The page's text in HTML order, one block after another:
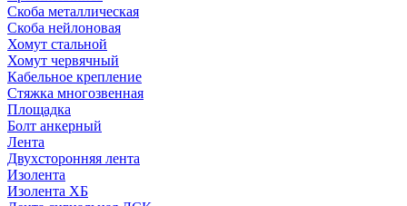
Скоба металлическая
Скоба нейлоновая
Хомут стальной
Хомут червячный
Кабельное крепление
Стяжка многозвенная
Площадка
Болт анкерный
Лента
Двухсторонняя лента
Изолента
Изолента ХБ